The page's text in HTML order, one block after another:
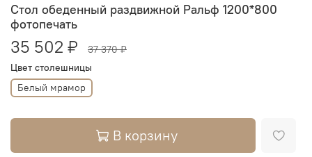
Стол обеденный раздвижной Ральф 1200*800
фотопечать
35 502 ₽
37 370 ₽
Цвет столешницы
Белый мрамор
В корзину